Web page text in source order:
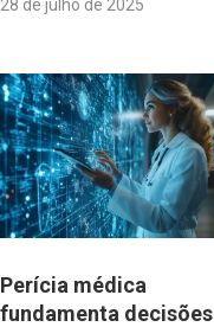
28 de julho de 2025
Perícia médica
fundamenta decisões